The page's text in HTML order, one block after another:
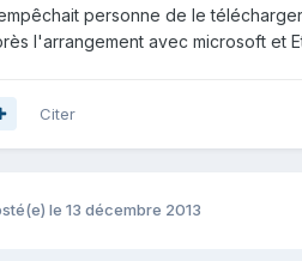
personne de le
l'arrangement avec microsoft et
Citer
le 13 décembre 2013